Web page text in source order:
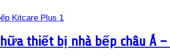
thiết bị nhà bếp châu Á –